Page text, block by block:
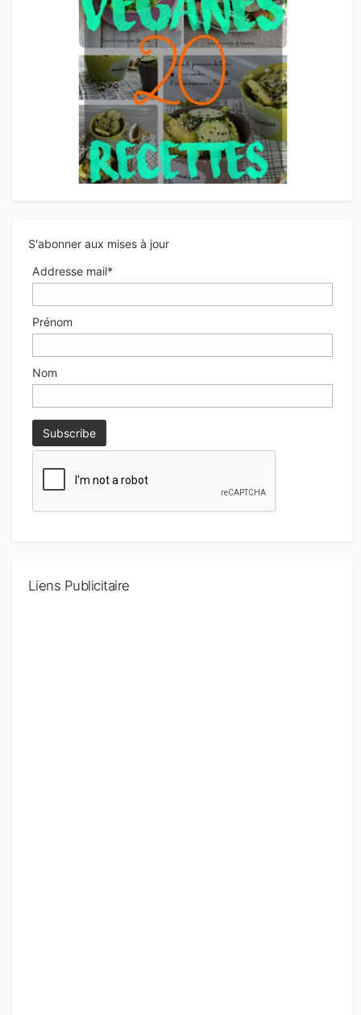
S'abonner aux mises à jour
Addresse mail*
Prénom
Nom
Liens Publicitaire